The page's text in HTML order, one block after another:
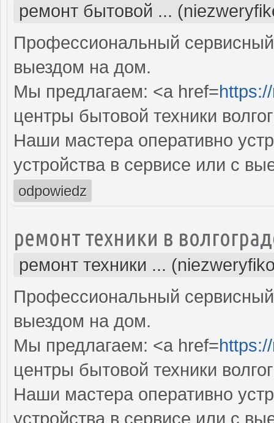
ремонт бытовой ...
Профессиональный
выездом на дом.
Мы предлагаем: <a href=
центры бытовой техники
Наши мастера оперативно
устройства в сервисе или с
odpowiedz
ремонт техники в
ремонт техники ...
Профессиональный
выездом на дом.
Мы предлагаем: <a href=
центры бытовой техники
Наши мастера оперативно
устройства в сервисе или с